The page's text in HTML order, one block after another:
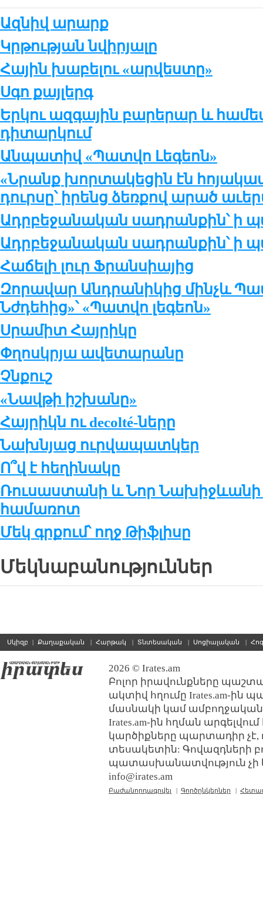
Ազնիվ արարք
Կրթության նվիրյալը
Հային խաբելու «արվեստը»
Սգո քայլերգ
Երկու ազգային բարերար և
դիտարկում
Անպատիվ «Պատվո Լեգեոն»
«Նրանք խորտակեցին էն
դուրսը՝ իրենց ձեռքով արած
Ադրբեջանական սադրանքին՝
Ադրբեջանական սադրանքին՝
Հաճելի լուր Ֆրանսիայից
Զորավար Անդրանիկից մինչև
Նժդեհից»՝ «Պատվո լեգեոն»
Սրամիտ Հայրիկը
Փղոսկրյա ավետարանը
Չնքուշ
«Նավթի իշխանը»
Հայրիկն ու decolté-ները
Նախնյաց ուրվապատկեր
Ո՞վ է հեղինակը
Ռուսաստանի և Նոր Նախիջևանի
համառոտ
Մեկ գրքում՝ ողջ Թիֆլիսը
Մեկնաբանություններ
Սկիզբ | Քաղաքական | Հարթակ | Տնտեսական | Սոցիալական |
2026 © Irates.am
Բոլոր իրավունքները
ակտիվ հղումը Irates.am-ին
մասնակի կամ ամբողջական
Irates.am-ին հղման
կարծիքները պարտադիր չէ,
տեսակետին: Գովազդների
պատասխանատվություն չի
info@irates.am
Բաժանորդագրվել | Գործընկերներ |